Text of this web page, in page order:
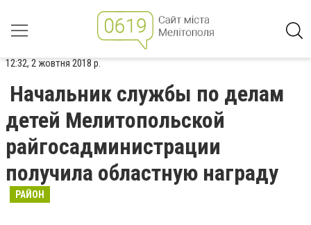
12:32, 2 жовтня 2018 р.
Начальник службы по делам
детей Мелитопольской
райгосадминистрации
получила областную награду
РАЙОН